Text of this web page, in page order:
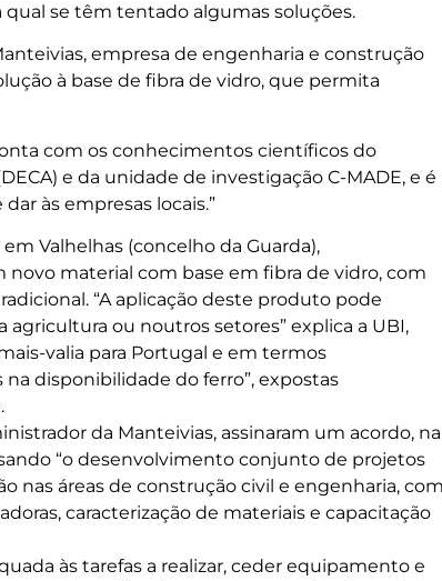
qual se têm tentado algumas soluções.
empresa de engenharia e construção
à base de fibra de vidro, que permita
com os conhecimentos científicos do
e da unidade de investigação C-MADE, e é
às empresas locais.”
Valhelhas (concelho da Guarda),
material com base em fibra de vidro, com
“A aplicação deste produto pode
ou noutros setores” explica a UBI,
valia para Portugal e em termos
disponibilidade do ferro”, expostas
da Manteivias, assinaram um acordo, na
“o desenvolvimento conjunto de projetos
nas áreas de construção civil e engenharia,
caracterização de materiais e capacitação
às tarefas a realizar, ceder equipamento e